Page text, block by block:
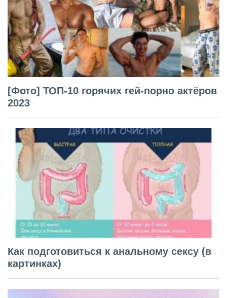
[Фото] ТОП-10 горячих гей-порно актёров
2023
Как подготовиться к анальному сексу (в
картинках)